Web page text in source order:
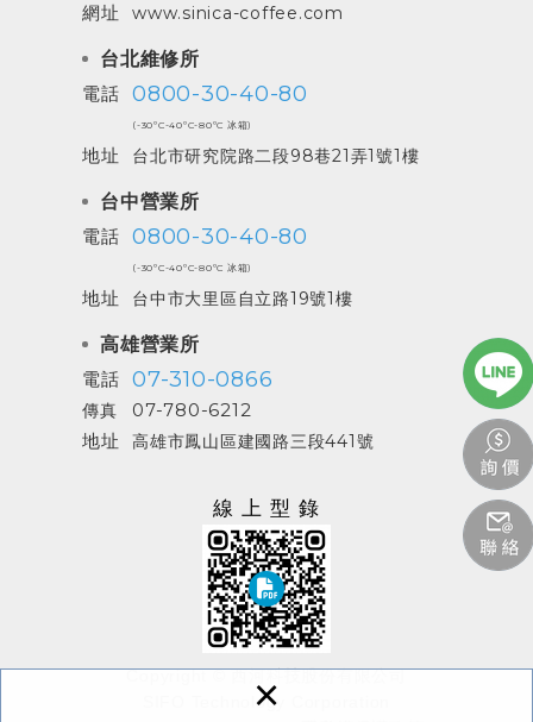
×
網址 www.sinica-coffee.com
台北維修所
電話 0800-30-40-80
(-30ºC-40ºC-80ºC 冰箱)
地址 台北市研究院路二段98巷21弄1號1樓
台中營業所
電話 0800-30-40-80
(-30ºC-40ºC-80ºC 冰箱)
地址 台中市大里區自立路19號1樓
高雄營業所
電話 07-310-0866
傳真
07-780-6212
地址
高雄市鳳山區建國路三段441號
線上型錄
Copyright © 西河科技股份有限公司
SIFO Technology Corporation